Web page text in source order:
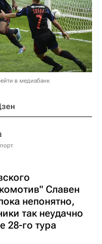
в медиабанк
Славен
непонятно,
так неудачно
28-го тура